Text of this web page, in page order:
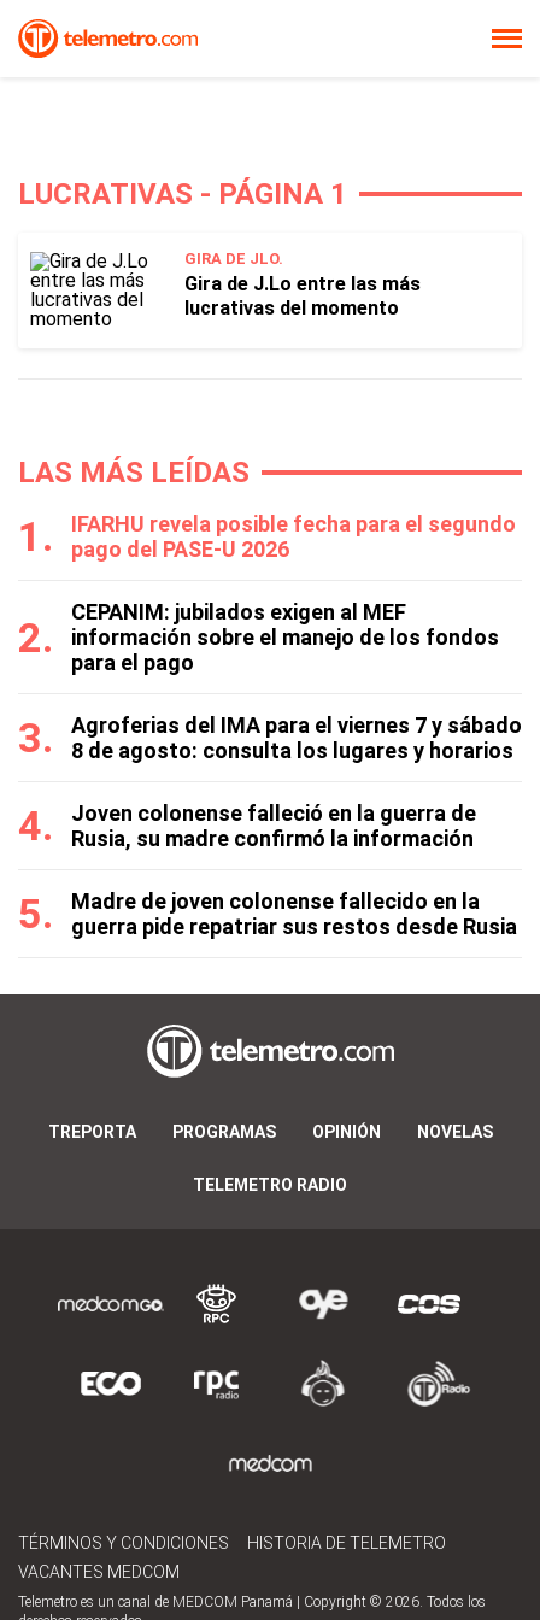
LUCRATIVAS - PÁGINA 1
GIRA DE JLO.
Gira de J.Lo entre las más
lucrativas del momento
LAS MÁS LEÍDAS
IFARHU revela posible fecha para el segundo
pago del PASE-U 2026
CEPANIM: jubilados exigen al MEF
información sobre el manejo de los fondos
para el pago
Agroferias del IMA para el viernes 7 y sábado
8 de agosto: consulta los lugares y horarios
Joven colonense falleció en la guerra de
Rusia, su madre confirmó la información
Madre de joven colonense fallecido en la
guerra pide repatriar sus restos desde Rusia
TREPORTA PROGRAMAS OPINIÓN NOVELAS
TELEMETRO RADIO
TÉRMINOS Y CONDICIONES
HISTORIA DE TELEMETRO
VACANTES MEDCOM
Telemetro es un canal de MEDCOM Panamá | Copyright © 2026. Todos los